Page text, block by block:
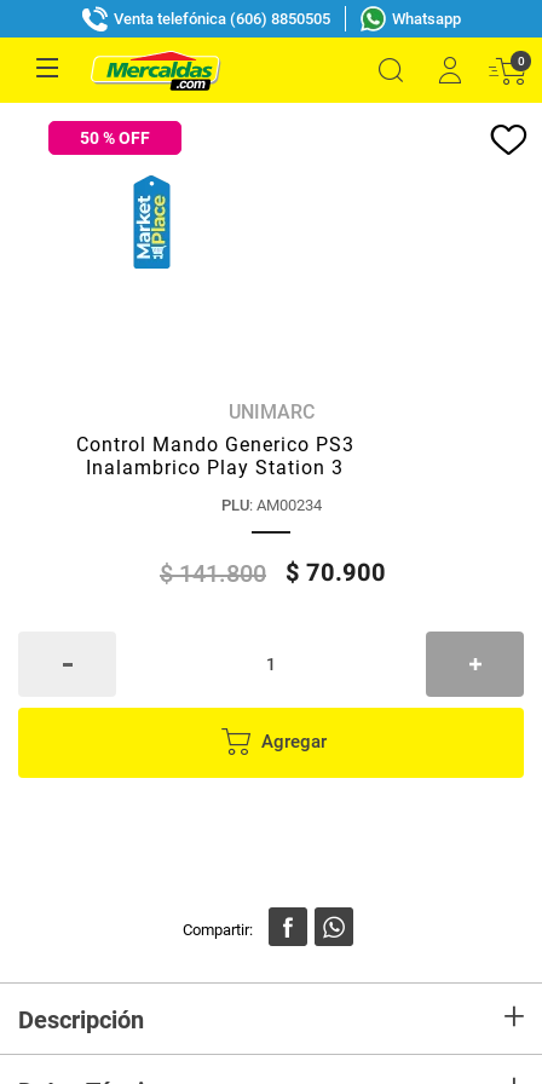
Venta telefónica (606) 8850505 Whatsapp
0
50% OFF
UNIMARC
Control Mando Generico PS3
Inalambrico Play Station 3
PLU: AM00234
$ 141.800 $ 70.900
Agregar
Descripción +